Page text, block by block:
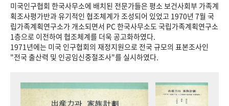
미국인구협회 한국사무소에 배치된 전문가들은 평소 보건사회부 가족계
획조사평가반과 유기적인 협조체계가 조성되어 있었고 1970년 7월 국
립가족계획연구소가 개소되면서 PC 한국사무소도 국립가족계획연구소
1층으로 이전하여 협조체계를 더욱 공고화하였다.
1971년에는 미국 인구협회의 재정지원으로 전국 규모의 표본조사인
"전국 출산력 및 인공임신중절조사"를 실시하였다.